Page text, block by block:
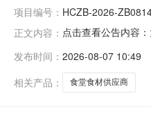
项目编号： HCZB-2026-
正文内容： 点击查看公告内容
发布时间： 2026-08-07 10:49
相关产品：
食堂食材供应商